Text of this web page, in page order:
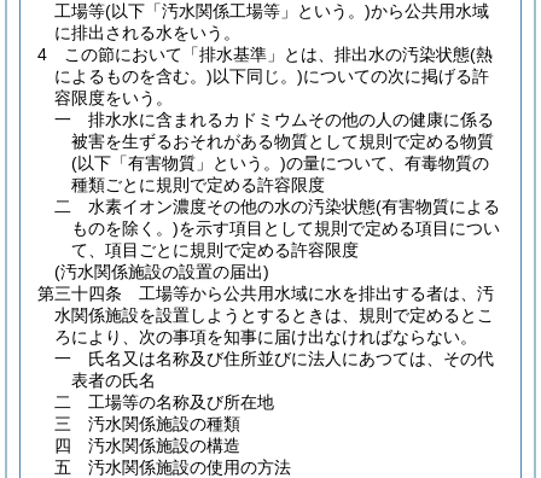
工場等(以下「汚水関係工場等」という。)から公共用水域
に排出される水をいう。
4
この節において「排水基準」とは、排出水の汚染状態(熱
によるものを含む。)以下同じ。 )についての次に掲げる許
容限度をいう。
一
排水水に含まれるカドミウムその他の人の健康に係る
被害を生ずるおそれがある物質として規則で定める物質
(以下「有害物質」という。)の量について、有毒物質の
種類ごとに規則で定める許容限度
二
水素イオン濃度その他の水の汚染状態(有害物質による
ものを除く。)を示す項目として規則で定める項目につい
て、項目ごとに規則で定める許容限度
(汚水関係施設の設置の届出)
第三十四条
工場等から公共用水域に水を排出する者は、汚
水関係施設を設置しようとするときは、規則で定めるとこ
ろにより、次の事項を知事に届け出なければならない。
一
氏名又は名称及び住所並びに法人にあつては、その代
表者の氏名
二
工場等の名称及び所在地
三
汚水関係施設の種類
四
汚水関係施設の構造
五
汚水関係施設の使用の方法